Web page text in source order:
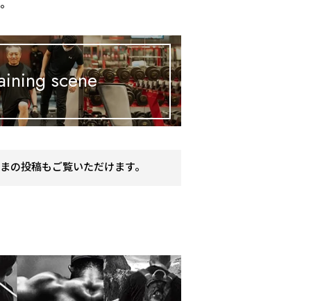
scene
の投稿もご覧いただけます。